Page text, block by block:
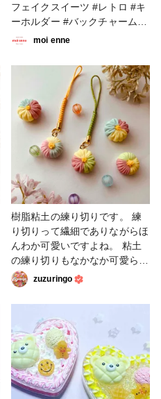
フェイクスイーツ #レトロ #キ
ーホルダー #バックチャーム #
お菓子 #駄菓子 #グミ #アニマ
moi enne
樹脂粘土の練り切りです。 練
り切りって繊細でありながらほ
んわか可愛いですよね。 粘土
の練り切りもなかなか可愛らし
いです。 ヘラを当てて形が出
来ていくのが楽しい^_^ マガジ
ンに詳しい作り方がありますの
で是非どうぞ⭐︎ これからの季
節、浴衣にもピッタリ！ #粘
土 #練り切り #フェイクス
イーツ #和菓子
zuzuringo